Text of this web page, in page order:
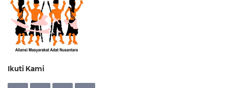
Ikuti Kami